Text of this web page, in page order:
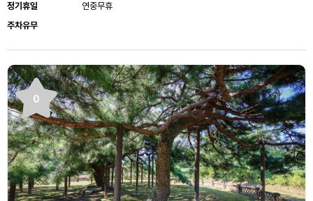
정기휴일
연중무휴
주차유무
0